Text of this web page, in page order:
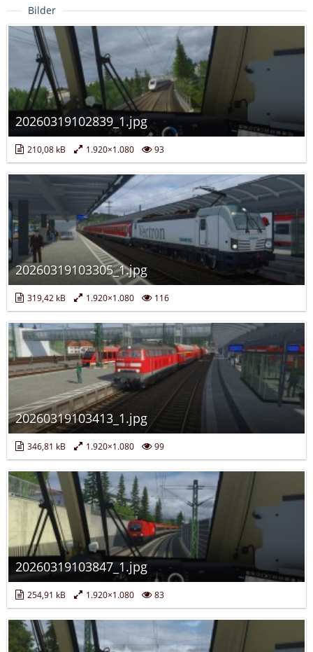
Bilder
20260319102839_1.jpg
210,08 kB 1.920×1.080 93
20260319103305_1.jpg
319,42 kB 1.920×1.080 116
20260319103413_1.jpg
346,81 kB 1.920×1.080 99
20260319103847_1.jpg
254,91 kB 1.920×1.080 83